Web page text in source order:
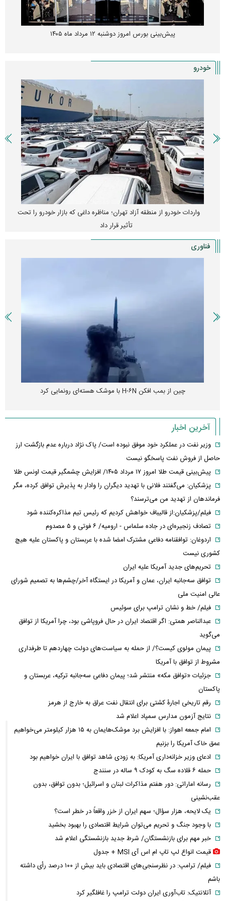
پیش‌بینی بورس امروز دوشنبه ۱۲ مرداد ماه ۱۴۰۵
خودرو
واردات خودرو از منطقه آزاد تهران؛ مناظره داغی که بازار خودرو را تحت
تأثیر قرار داد
فناوری
چین از بمب افکن H-۶N با موشک هسته‌ای رونمایی کرد
آخرین اخبار
وزیر نفت در عملکرد خود موفق نبوده است/ پاک نژاد درباره عدم بازگشت ارز
حاصل از فروش نفت پاسخگو نیست
پیش‌بینی قیمت طلا امروز ۱۷ مرداد ۱۴۰۵/ افزایش چشمگیر قیمت اونس طلا
پزشکیان: می‌گفتند فلانی با تهدید دیگران را وادار به پذیرش توافق کرده، مگر
فرماندهان از تهدید من می‌ترسند؟
فیلم/پزشکیان:از قالیباف خواهش کردیم که رئیس تیم مذاکره‌کننده شود
تصادف زنجیره‌ای در جاده سلماس - ارومیه/ ۶ فوتی و ۵ مصدوم
اردوغان: توافقنامه دفاعی مشترک امضا شده با عربستان و پاکستان علیه هیچ
کشوری نیست
تحریم‌های جدید آمریکا علیه ایران
توافق سه‌جانبه ایران، عمان و آمریکا در ایستگاه آخر/چشم‌ها به تصمیم شورای
عالی امنیت ملی
فیلم/ خط و نشان ترامپ برای سوئیس
عبدالناصر همتی: اگر اقتصاد ایران در حال فروپاشی بود، چرا آمریکا از توافق
می‌گوید
پیمان مولوی کیست؟/ از حمله به سیاست‌های دولت چهاردهم تا طرفداری
مشروط از توافق با آمریکا
جزئیات «توافق مکه» منتشر شد؛ پیمان دفاعی سه‌جانبه ترکیه، عربستان و
پاکستان
رقم تاریخی اجارۀ کشتی برای انتقال نفت عراق به خارج از هرمز
نتایج آزمون مدارس سمپاد اعلام شد
امام‌ جمعه اهواز: با افزایش برد موشک‌هایمان به ۱۵ هزار کیلومتر می‌خواهیم
عمق خاک آمریکا را بزنیم
ادعای وزیر خزانه‌داری آمریکا: به زودی شاهد توافق با ایران خواهیم بود
حمله ۶ قلاده سگ به کودک ۹ ساله در سنندج
رسانه اماراتی: دور هفتم مذاکرات لبنان و اسرائیل؛ بدون توافق، بدون
عقب‌نشینی
یک لایحه، هزار سؤال؛ سهم ایران از خزر واقعاً در خطر است؟
با وجود جنگ و تحریم می‌توان شرایط اقتصادی را بهبود بخشید
خبر مهم برای بازنشستگان/ شرط جدید بازنشستگی اعلام شد
قیمت انواع لپ تاپ ام اس آی MSI + جدول
فیلم/ ترامپ: در نظرسنجی‌های اقتصادی باید بیش از ۱۰۰ درصد رأی داشته
باشم
آتلانتیک: تاب‌آوری ایران دولت ترامپ را غافلگیر کرد